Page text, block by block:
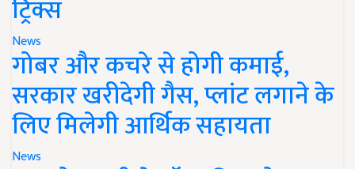
ट्रिक्स
News
गोबर और कचरे से होगी कमाई,
सरकार खरीदेगी गैस, प्लांट लगाने के
लिए मिलेगी आर्थिक सहायता
News